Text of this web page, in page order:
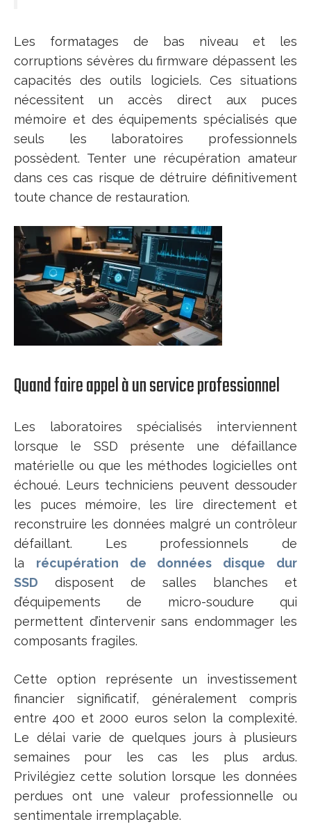
Les formatages de bas niveau et les
corruptions sévères du firmware dépassent les
capacités des outils logiciels. Ces situations
nécessitent un accès direct aux puces
mémoire et des équipements spécialisés que
seuls les laboratoires professionnels
possèdent. Tenter une récupération amateur
dans ces cas risque de détruire définitivement
toute chance de restauration.
Quand faire appel à un service professionnel
Les laboratoires spécialisés interviennent
lorsque le SSD présente une défaillance
matérielle ou que les méthodes logicielles ont
échoué. Leurs techniciens peuvent dessouder
les puces mémoire, les lire directement et
reconstruire les données malgré un contrôleur
défaillant. Les professionnels de
la récupération de données disque dur
SSD disposent de salles blanches et
d’équipements de micro-soudure qui
permettent d’intervenir sans endommager les
composants fragiles.
Cette option représente un investissement
financier significatif, généralement compris
entre 400 et 2000 euros selon la complexité.
Le délai varie de quelques jours à plusieurs
semaines pour les cas les plus ardus.
Privilégiez cette solution lorsque les données
perdues ont une valeur professionnelle ou
sentimentale irremplaçable.